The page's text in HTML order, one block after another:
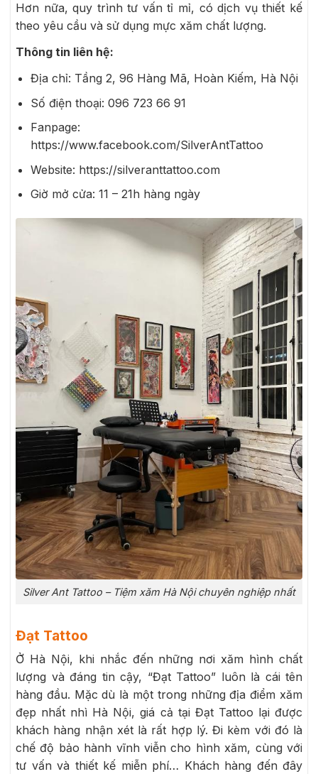
Hơn nữa, quy trình tư vấn tỉ mỉ, có dịch vụ thiết kế
theo yêu cầu và sử dụng mực xăm chất lượng.
Thông tin liên hệ:
Địa chỉ: Tầng 2, 96 Hàng Mã, Hoàn Kiếm, Hà Nội
Số điện thoại: 096 723 66 91
Fanpage:
https://www.facebook.com/SilverAntTattoo
Website: https://silveranttattoo.com
Giờ mở cửa: 11 – 21h hàng ngày
Silver Ant Tattoo – Tiệm xăm Hà Nội chuyên nghiệp nhất
Đạt Tattoo
Ở Hà Nội, khi nhắc đến những nơi xăm hình chất
lượng và đáng tin cậy, “Đạt Tattoo” luôn là cái tên
hàng đầu. Mặc dù là một trong những địa điểm xăm
đẹp nhất nhì Hà Nội, giá cả tại Đạt Tattoo lại được
khách hàng nhận xét là rất hợp lý. Đi kèm với đó là
chế độ bảo hành vĩnh viễn cho hình xăm, cùng với
tư vấn và thiết kế miễn phí… Khách hàng đến đây